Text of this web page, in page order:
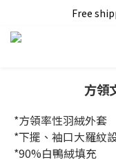
Free
方領
*方領率性羽絨外套
*下擺、袖口大羅紋
*90%白鴨絨填充